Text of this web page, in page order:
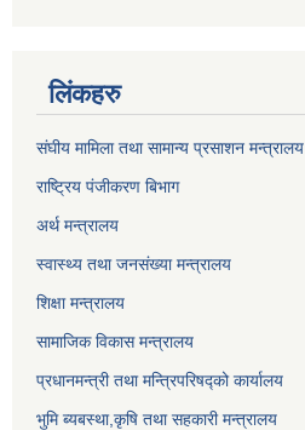
लिंकहरु
संघीय मामिला तथा सामान्य प्रसाशन मन्त्रालय
राष्ट्रिय पंजीकरण बिभाग
अर्थ मन्त्रालय
स्वास्थ्य तथा जनसंख्या मन्त्रालय
शिक्षा मन्त्रालय
सामाजिक विकास मन्त्रालय
प्रधानमन्त्री तथा मन्त्रिपरिषद्को कार्यालय
भुमि ब्यबस्था,कृषि तथा सहकारी मन्त्रालय